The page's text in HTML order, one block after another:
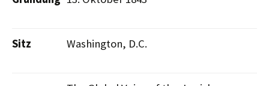
Sitz Washington, D.C.